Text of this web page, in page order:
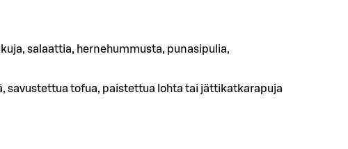
salaattia, hernehummusta, punasipulia,
savustettua tofua, paistettua lohta tai jättikatkarapuja